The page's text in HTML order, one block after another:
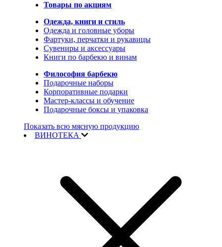
Товары по акциям
Одежда, книги и стиль
Одежда и головные уборы
Фартуки, перчатки и рукавицы
Сувениры и аксессуары
Книги по барбекю и винам
Философия барбекю
Подарочные наборы
Корпоративные подарки
Мастер-классы и обучение
Подарочные боксы и упаковка
Показать всю мясную продукцию
ВИНОТЕКА